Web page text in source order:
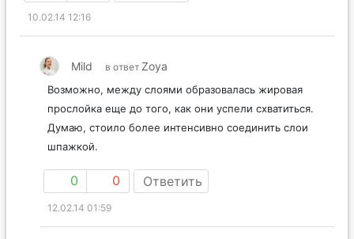
10.02.14 12:16
Mild в ответ Zoya
Возможно, между слоями образовалась жировая
прослойка еще до того, как они успели схватиться.
Думаю, стоило более интенсивно соединить слои
шпажкой.
0 0 Ответить
12.02.14 01:59